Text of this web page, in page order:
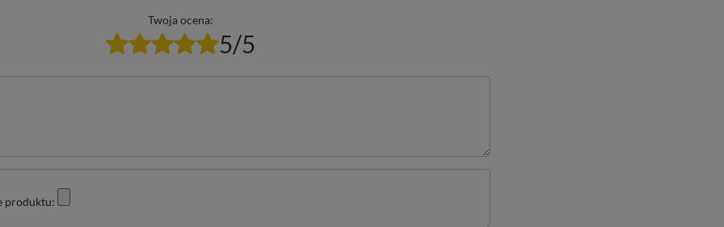
Twoja ocena:
5/5
produktu: